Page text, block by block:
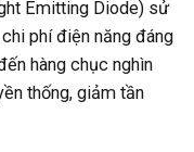
Emitting Diode) sử
phí điện năng đáng
hàng chục nghìn
thống, giảm tần